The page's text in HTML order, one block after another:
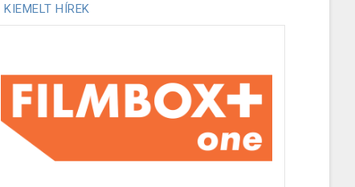
KIEMELT HÍREK